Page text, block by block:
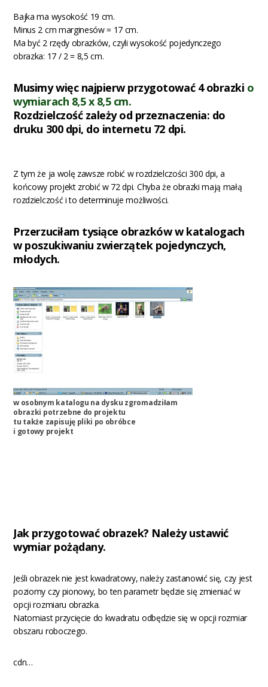
Bajka ma wysokość 19 cm.
Minus 2 cm marginesów = 17 cm.
Ma być 2 rzędy obrazków, czyli wysokość pojedynczego
obrazka: 17 / 2 = 8,5 cm.
Musimy więc najpierw przygotować 4 obrazki o
wymiarach 8,5 x 8,5 cm.
Rozdzielczość zależy od przeznaczenia: do
druku 300 dpi, do internetu 72 dpi.
Z tym że ja wolę zawsze robić w rozdzielczości 300 dpi, a
końcowy projekt zrobić w 72 dpi. Chyba że obrazki mają małą
rozdzielczość i to determinuje możliwości.
Przerzuciłam tysiące obrazków w katalogach
w poszukiwaniu zwierzątek pojedynczych,
młodych.
w osobnym katalogu na dysku zgromadziłam
obrazki potrzebne do projektu
tu także zapisuję pliki po obróbce
i gotowy projekt
Jak przygotować obrazek? Należy ustawić
wymiar pożądany.
Jeśli obrazek nie jest kwadratowy, należy zastanowić się, czy jest
poziomy czy pionowy, bo ten parametr będzie się zmieniać w
opcji rozmiaru obrazka.
Natomiast przycięcie do kwadratu odbędzie się w opcji rozmiar
obszaru roboczego.
cdn…